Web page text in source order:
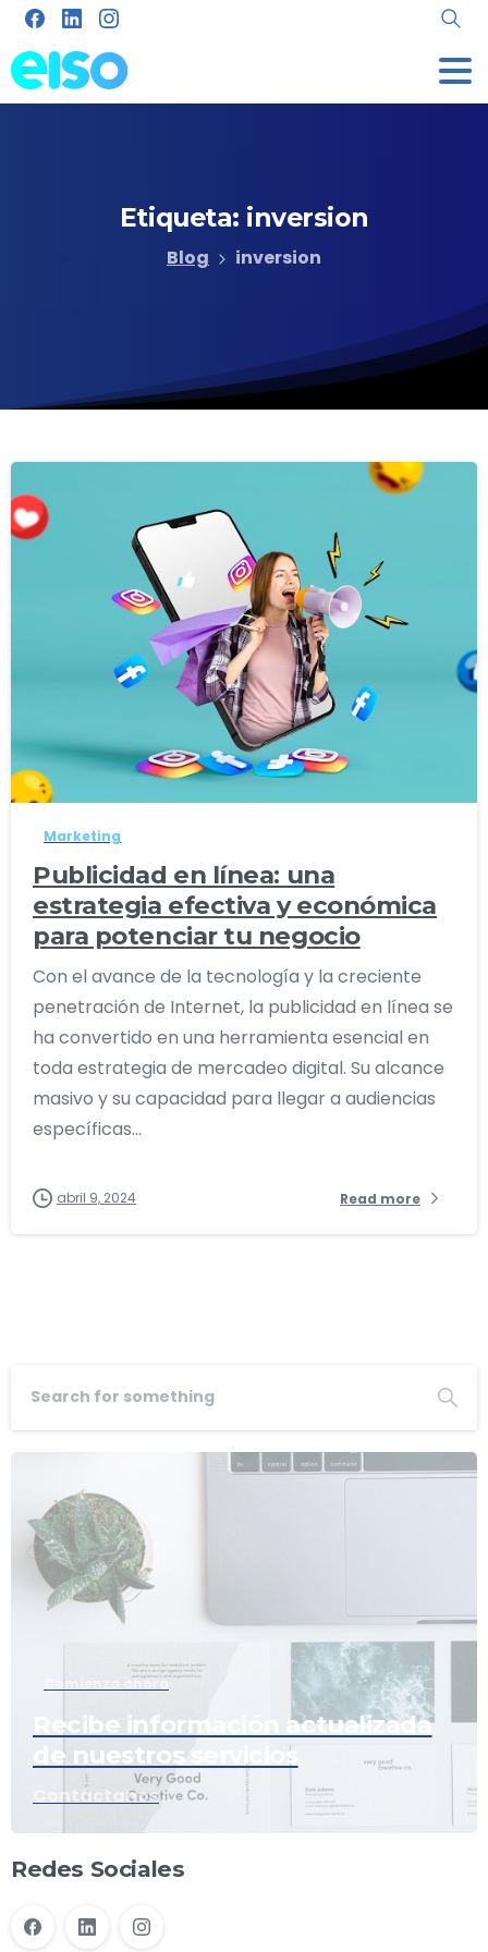
Etiqueta: inversion
Blog inversion
Marketing
Publicidad en línea: una
estrategia efectiva y económica
para potenciar tu negocio
Con el avance de la tecnología y la creciente
penetración de Internet, la publicidad en línea se
ha convertido en una herramienta esencial en
toda estrategia de mercadeo digital. Su alcance
masivo y su capacidad para llegar a audiencias
específicas...
abril 9, 2024 Read more
Comienza ahora
Recibe información actualizada
de nuestros servicios
Contáctanos
Redes Sociales